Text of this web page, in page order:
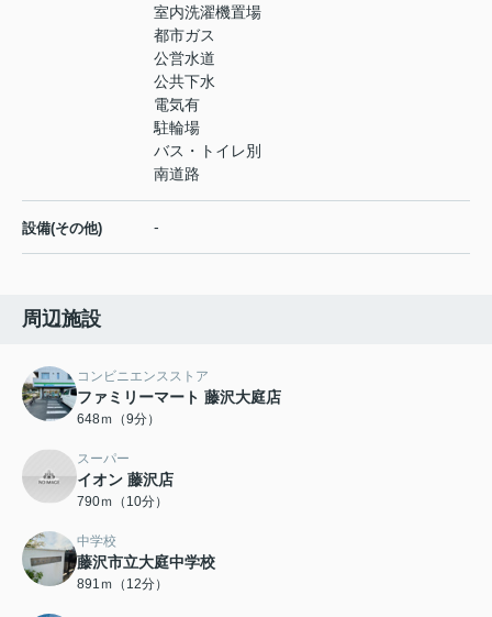
室内洗濯機置場
都市ガス
公営水道
公共下水
電気有
駐輪場
バス・トイレ別
南道路
設備(その他) -
周辺施設
コンビニエンスストア
ファミリーマート 藤沢大庭店
648ｍ（9分）
スーパー
イオン 藤沢店
790ｍ（10分）
中学校
藤沢市立大庭中学校
891ｍ（12分）